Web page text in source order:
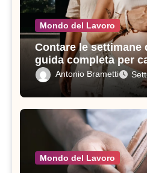
Mondo del Lavoro
Contare le
guida completa per
servono in un anno
Antonio Brametti
Mondo del Lavoro